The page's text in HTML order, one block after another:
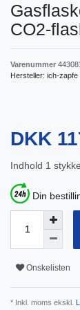
CO2-
Varenummer
Hersteller: ich-zapfe
DKK
Indhold 1 stykke
Din
Onskelisten
* Inkl. moms ekskl.